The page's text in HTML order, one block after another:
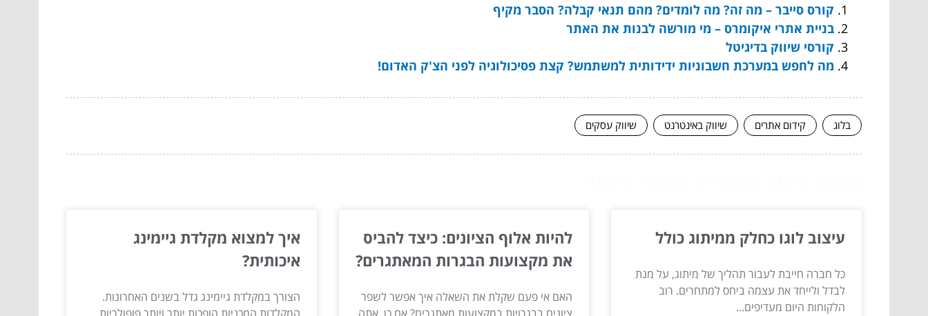
קורס סייבר – מה זה? מה לומדים? מהם תנאי קבלה? הסבר מקיף
בניית אתרי איקומרס – מי מורשה לבנות את האתר
קורסי שיווק בדיגיטל
מה לחפש במערכת חשבוניות ידידותית למשתמש? קצת פסיכולוגיה לפני הצ'ק האדום!
בלוג קידום אתרים שיווק באינטרנט שיווק עסקים
עיצוב לוגו כחלק ממיתוג כולל
כל חברה חייבת לעבור תהליך של מיתוג, על מנת
לבדל ולייחד את עצמה ביחס למתחרים. רוב
הלקוחות היום מעדיפים...
להיות אלוף הציונים: כיצד להביס
את מקצועות הבגרות המאתגרים?
האם אי פעם שקלת את השאלה איך אפשר לשפר
איך למצוא מקלדת גיימינג
איכותית?
הצורך במקלדת גיימינג גדל בשנים האחרונות.